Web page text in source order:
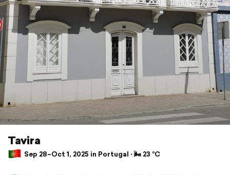
Tavira
Sep 28–Oct 1, 2025 in Portugal ⋅ 🌬 23 °C